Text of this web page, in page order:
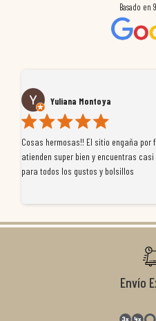
Basado en
Yuliana Montoya
Cosas hermosas!! El sitio engaña por
atienden super bien y encuentras
para todos los gustos y bolsillos
Envío